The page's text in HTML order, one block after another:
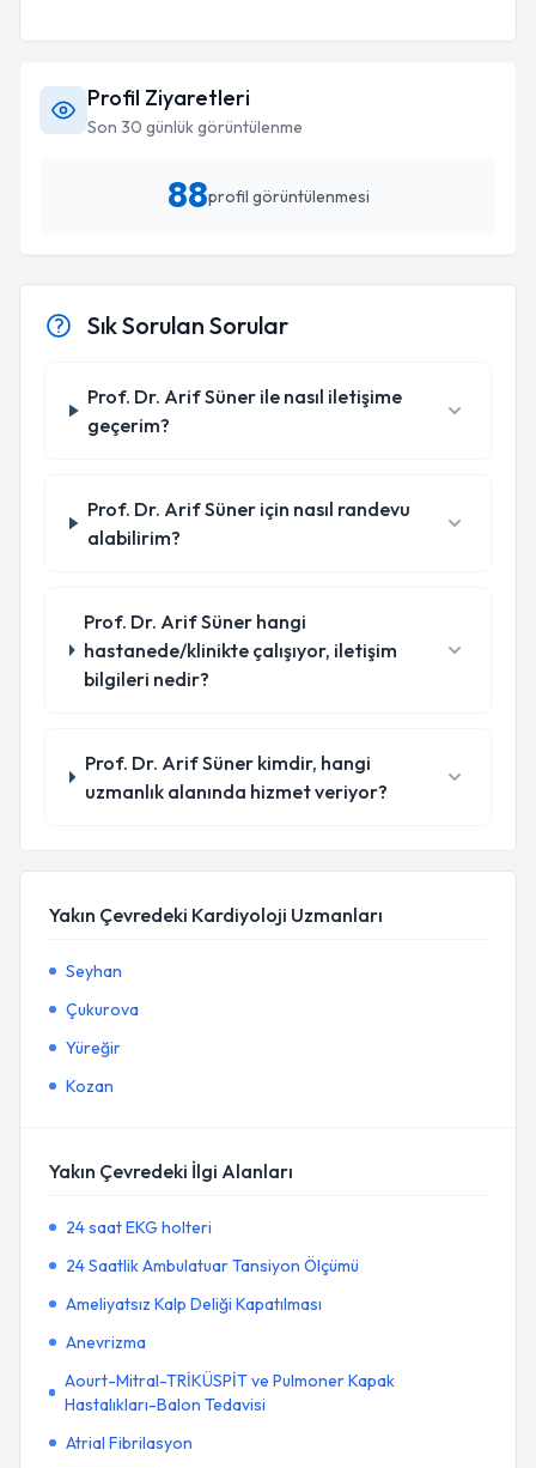
Profil Ziyaretleri
Son 30 günlük görüntülenme
88profil görüntülenmesi
Sık Sorulan Sorular
Prof. Dr. Arif Süner ile nasıl iletişime
geçerim?
Prof. Dr. Arif Süner için nasıl randevu
alabilirim?
Prof. Dr. Arif Süner hangi
hastanede/klinikte çalışıyor, iletişim
bilgileri nedir?
Prof. Dr. Arif Süner kimdir, hangi
uzmanlık alanında hizmet veriyor?
Yakın Çevredeki Kardiyoloji Uzmanları
Seyhan
Çukurova
Yüreğir
Kozan
Yakın Çevredeki İlgi Alanları
24 saat EKG holteri
24 Saatlik Ambulatuar Tansiyon Ölçümü
Ameliyatsız Kalp Deliği Kapatılması
Anevrizma
Aourt-Mitral-TRİKÜSPİT ve Pulmoner Kapak
Hastalıkları-Balon Tedavisi
Atrial Fibrilasyon